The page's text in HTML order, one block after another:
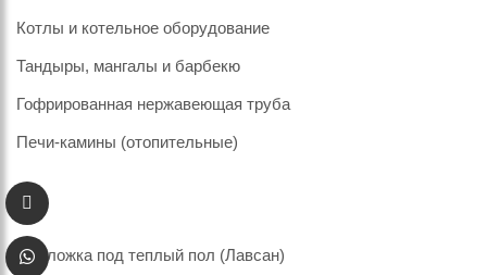
Котлы и котельное оборудование
Тандыры, мангалы и барбекю
Гофрированная нержавеющая труба
Печи-камины (отопительные)
Подложка под теплый пол (Лавсан)